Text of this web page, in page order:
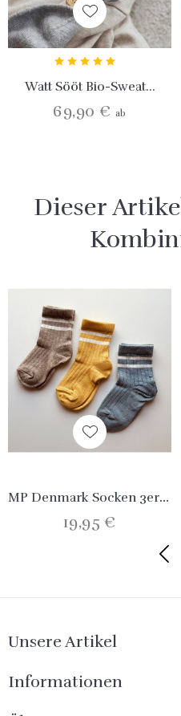
Watt Sööt Bio-Sweat...
69,90 € ab
Dieser
MP Denmark Socken 3er Set
19,95 €
Unsere Artikel
Informationen